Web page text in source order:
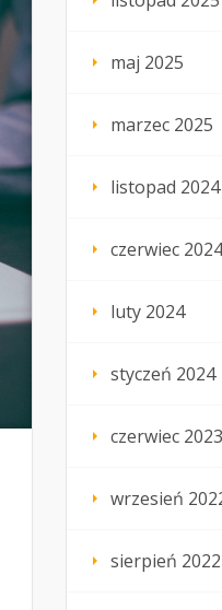
maj 2025
marzec 2025
listopad 2024
czerwiec 2024
luty 2024
styczeń 2024
czerwiec 2023
wrzesień
sierpień 2022